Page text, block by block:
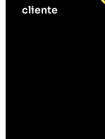
cliente